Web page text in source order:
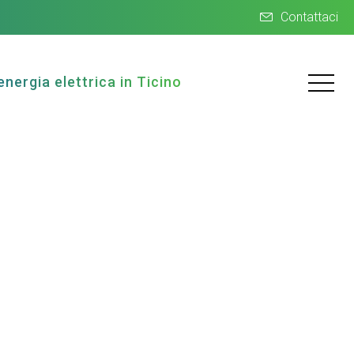
Contattaci
elettrica in Ticino